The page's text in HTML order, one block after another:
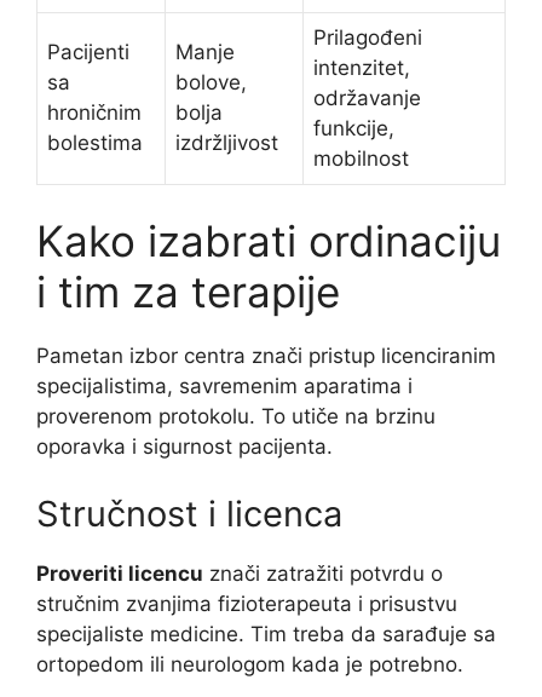
Pacijenti
sa
hroničnim
bolestima
Manje
bolove,
bolja
izdržljivost
Prilagođeni
intenzitet,
održavanje
funkcije,
mobilnost
Kako izabrati ordinaciju
i tim za terapije
Pametan izbor centra znači pristup licenciranim
specijalistima, savremenim aparatima i
proverenom protokolu. To utiče na brzinu
oporavka i sigurnost pacijenta.
Stručnost i licenca
Proveriti licencu znači zatražiti potvrdu o
stručnim zvanjima fizioterapeuta i prisustvu
specijaliste medicine. Tim treba da sarađuje sa
ortopedom ili neurologom kada je potrebno.